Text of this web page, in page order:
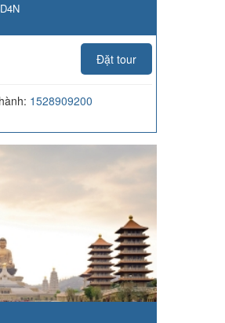
Đặt tour
1528909200